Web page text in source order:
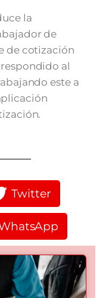
la
de
de cotización
al
este a
Twitter